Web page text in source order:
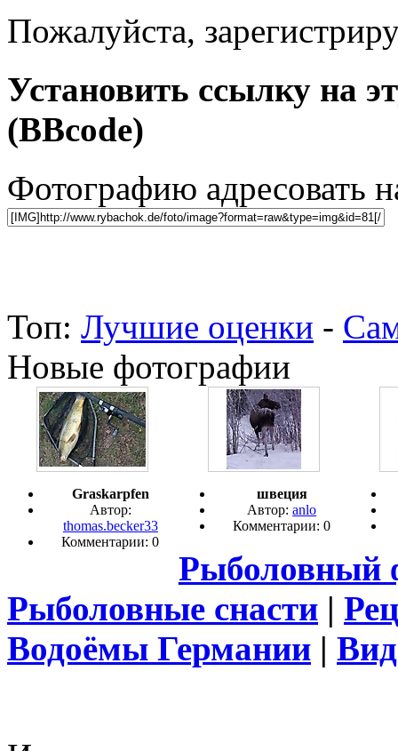
Пожалуйста,
Установить ссылку на
(BBcode)
Фотографию адресовать
Топ: Лучшие оценки -
Новые фотографии
Graskarpfen
Автор:
thomas.becker33
Комментарии: 0
швеция
Автор:anlo
Комментарии: 0
Рыболовный
Рыболовные снасти |
Водоёмы Германии |